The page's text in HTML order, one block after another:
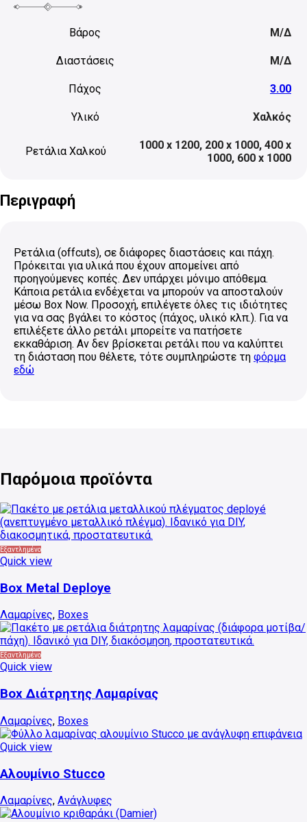
Βάρος Μ/Δ
Διαστάσεις Μ/Δ
Πάχος 3.00
Υλικό Χαλκός
Ρετάλια Χαλκού 1000 x 1200, 200 x 1000, 400 x
1000, 600 x 1000
Περιγραφή
Ρετάλια (offcuts), σε διάφορες διαστάσεις και πάχη.
Πρόκειται για υλικά που έχουν απομείνει από
προηγούμενες κοπές. Δεν υπάρχει μόνιμο απόθεμα.
Κάποια ρετάλια ενδέχεται να μπορούν να αποσταλούν
μέσω Box Now. Προσοχή, επιλέγετε όλες τις ιδιότητες
για να σας βγάλει το κόστος (πάχος, υλικό κλπ.). Για να
επιλέξετε άλλο ρετάλι μπορείτε να πατήσετε
εκκαθάριση. Αν δεν βρίσκεται ρετάλι που να καλύπτει
τη διάσταση που θέλετε, τότε συμπληρώστε τη φόρμα
εδώ
Παρόμοια προϊόντα
Εξαντλημένο
Quick view
Box Metal Deploye
Λαμαρίνες, Boxes
Εξαντλημένο
Quick view
Box Διάτρητης Λαμαρίνας
Λαμαρίνες, Boxes
Quick view
το
προϊόν
έχει
πολλαπλές
Αλουμίνιο Stucco
Λαμαρίνες, Ανάγλυφες